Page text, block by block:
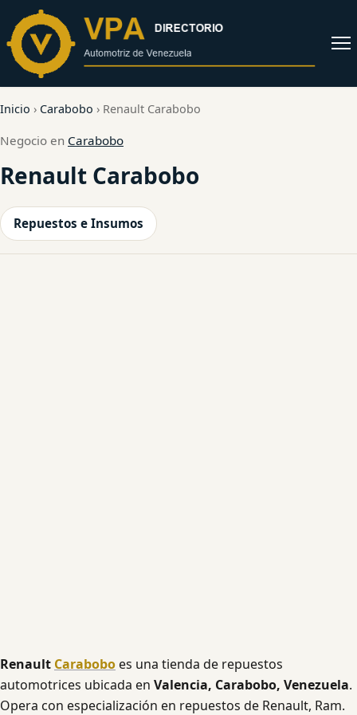
contenido
Abrir
Inicio › Carabobo › Renault Carabobo
Negocio en Carabobo
Renault Carabobo
Repuestos e Insumos
Renault Caraboboes una tienda de repuestos
automotrices ubicada en Valencia, Carabobo, Venezuela.
Opera con especialización en repuestos de Renault, Ram.